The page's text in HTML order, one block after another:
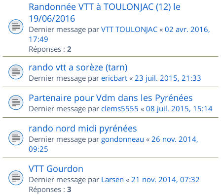
Randonnée VTT à TOULONJAC (12) le
19/06/2016
Dernier message par VTT TOULONJAC « 02 avr. 2016,
17:49
Réponses : 2
rando vtt a sorèze (tarn)
Dernier message par ericbart « 23 juil. 2015, 21:33
Partenaire pour Vdm dans les Pyrénées
Dernier message par clems5555 « 08 juil. 2015, 15:14
rando nord midi pyrénées
Dernier message par gondonneau « 26 nov. 2014,
09:25
VTT Gourdon
Dernier message par Larsen « 21 nov. 2014, 07:32
Réponses : 3